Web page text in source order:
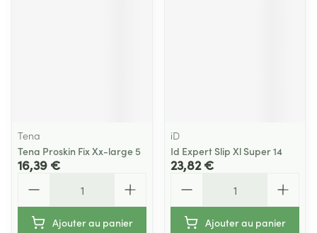
Tena
Tena Proskin Fix Xx-large 5
16,39 €
Ajouter au panier
iD
Id Expert Slip Xl Super 14
23,82 €
Ajouter au panier